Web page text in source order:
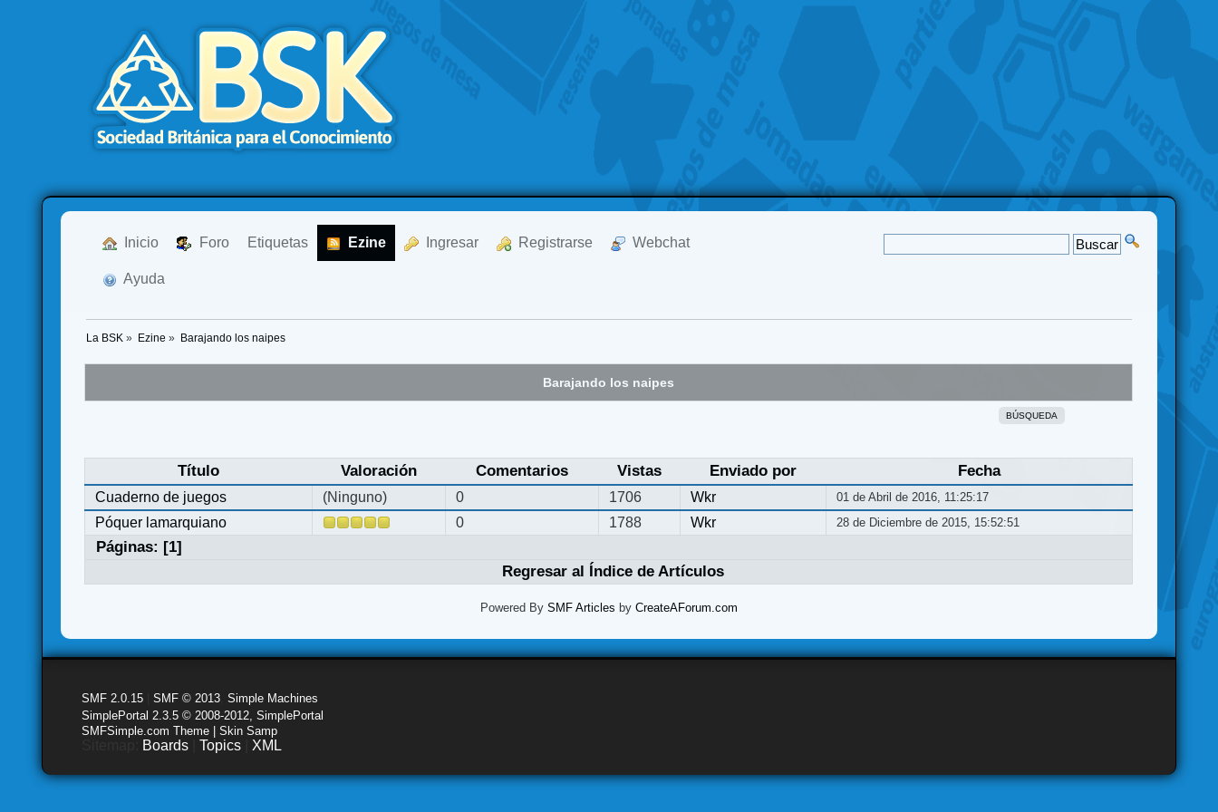
Inicio Foro Etiquetas Ezine Ingresar Registrarse Webchat
Ayuda
La BSK » Ezine » Barajando los naipes
Barajando los naipes
BÚSQUEDA
Título Valoración Comentarios Vistas Enviado por Fecha
Cuaderno de juegos (Ninguno) 0 1706 Wkr 01 de Abril de 2016, 11:25:17
Póquer lamarquiano 0 1788 Wkr 28 de Diciembre de 2015, 15:52:51
Páginas: [1]
Regresar al Índice de Artículos
Powered By SMF Articles by CreateAForum.com
SMF 2.0.15 |SMF © 2013 ,Simple Machines
SimplePortal 2.3.5 © 2008-2012, SimplePortal
SMFSimple.com Theme | Skin Samp
Boards |Topics XML